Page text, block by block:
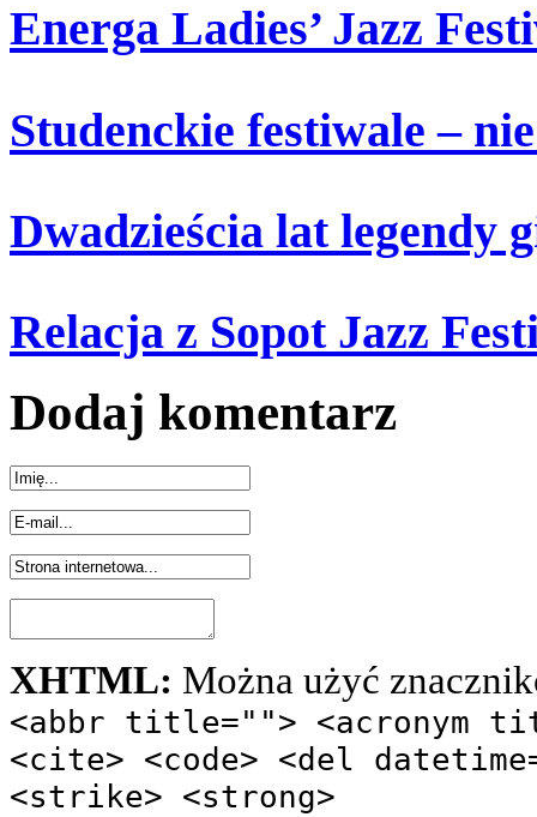
Energa Ladies’ Jazz
Studenckie festiwale –
Dwadzieścia lat legendy
Relacja z Sopot Jazz
Dodaj komentarz
XHTML: Można użyć
<abbr title=""> <acronym
<cite> <code> <del
<strike> <strong>